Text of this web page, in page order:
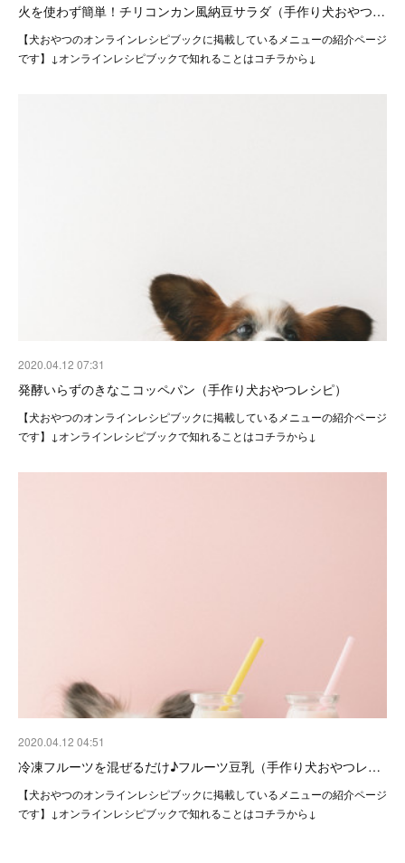
火を使わず簡単！チリコンカン風納豆サラダ（手作り犬おやつ…
【犬おやつのオンラインレシピブックに掲載しているメニューの紹介ページ
です】↓オンラインレシピブックで知れることはコチラから↓
2020.04.12 07:31
発酵いらずのきなこコッペパン（手作り犬おやつレシピ）
【犬おやつのオンラインレシピブックに掲載しているメニューの紹介ページ
です】↓オンラインレシピブックで知れることはコチラから↓
2020.04.12 04:51
冷凍フルーツを混ぜるだけ♪フルーツ豆乳（手作り犬おやつレ…
【犬おやつのオンラインレシピブックに掲載しているメニューの紹介ページ
です】↓オンラインレシピブックで知れることはコチラから↓